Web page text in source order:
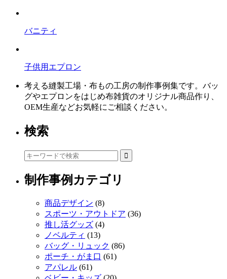
バニティ
子供用エプロン
考える縫製工場・布もの工房の制作事例集です。バッ
グやエプロンをはじめ布雑貨のオリジナル商品作り、
OEM生産などお気軽にご相談ください。
検索
制作事例カテゴリ
商品デザイン (8)
スポーツ・アウトドア (36)
推し活グッズ (4)
ノベルティ (13)
バッグ・リュック (86)
ポーチ・がま口 (61)
アパレル (61)